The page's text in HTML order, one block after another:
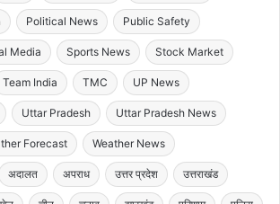
Political News Public Safety
Media Sports News Stock Market
Team India TMC UP News
Uttar Pradesh Uttar Pradesh News
Forecast Weather News
अदालत अपराध उत्तर प्रदेश उत्तराखंड